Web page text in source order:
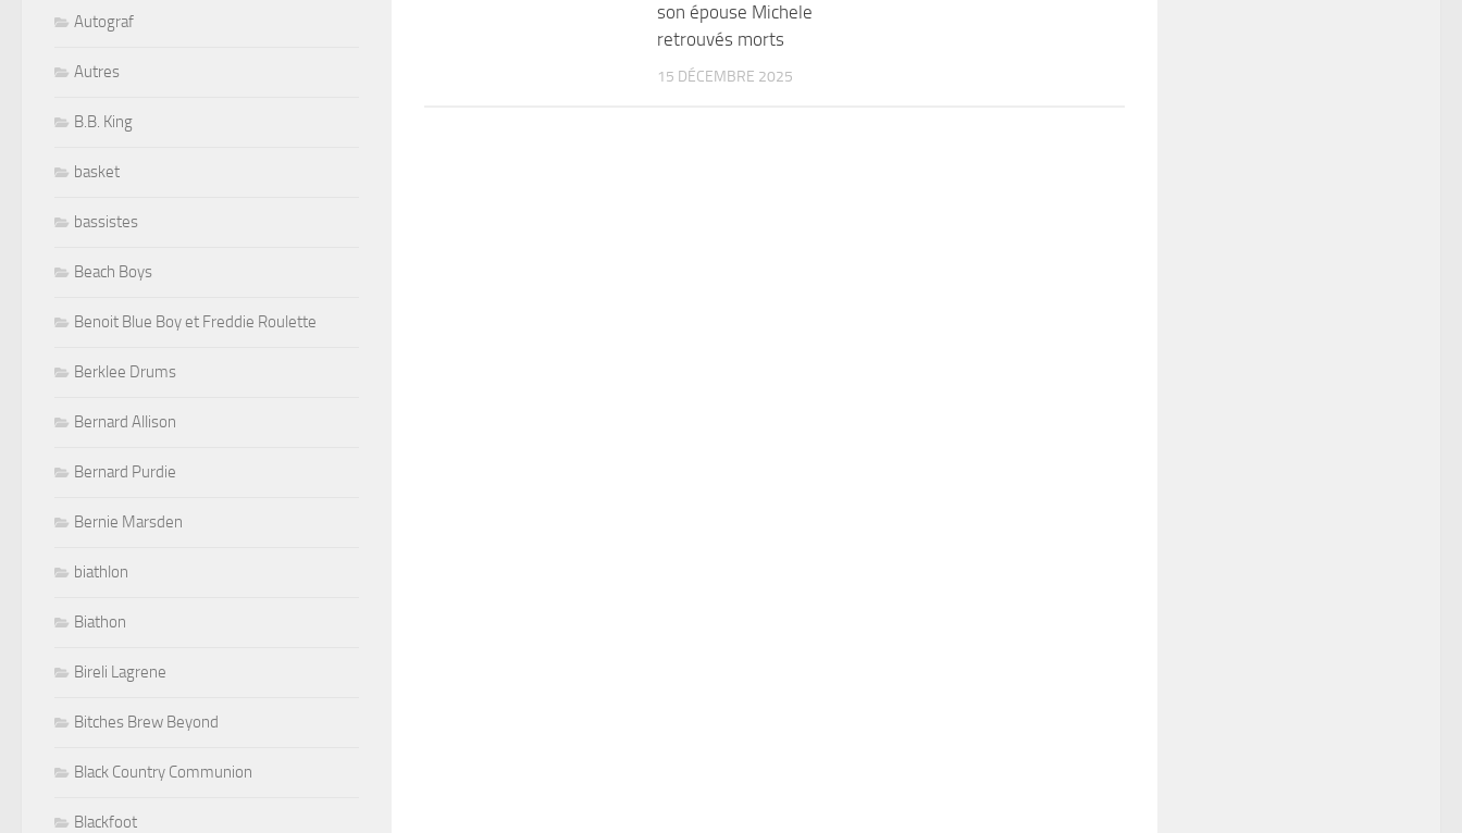
son épouse Michele
retrouvés morts
15 DÉCEMBRE 2025
Autograf
Autres
B.B. King
basket
bassistes
Beach Boys
Benoit Blue Boy et Freddie Roulette
Berklee Drums
Bernard Allison
Bernard Purdie
Bernie Marsden
biathlon
Biathon
Bireli Lagrene
Bitches Brew Beyond
Black Country Communion
Blackfoot